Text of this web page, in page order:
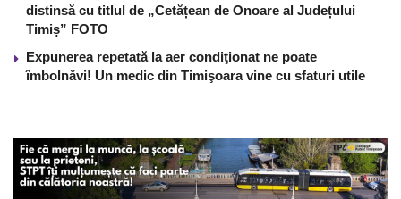
distinsă cu titlul de „Cetățean de Onoare al Județului
Timiș” FOTO
Expunerea repetată la aer condiţionat ne poate
îmbolnăvi! Un medic din Timişoara vine cu sfaturi utile